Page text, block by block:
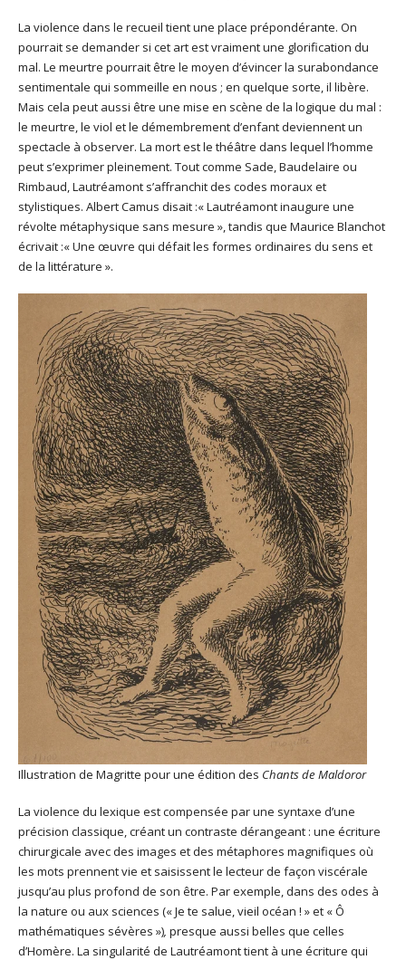
La violence dans le recueil tient une place prépondérante. On
pourrait se demander si cet art est vraiment une glorification du
mal. Le meurtre pourrait être le moyen d’évincer la surabondance
sentimentale qui sommeille en nous ; en quelque sorte, il libère.
Mais cela peut aussi être une mise en scène de la logique du mal :
le meurtre, le viol et le démembrement d’enfant deviennent un
spectacle à observer. La mort est le théâtre dans lequel l’homme
peut s’exprimer pleinement. Tout comme Sade, Baudelaire ou
Rimbaud, Lautréamont s’affranchit des codes moraux et
stylistiques. Albert Camus disait :« Lautréamont inaugure une
révolte métaphysique sans mesure », tandis que Maurice Blanchot
écrivait :« Une œuvre qui défait les formes ordinaires du sens et
de la littérature ».
Illustration de Magritte pour une édition des Chants de Maldoror
La violence du lexique est compensée par une syntaxe d’une
précision classique, créant un contraste dérangeant : une écriture
chirurgicale avec des images et des métaphores magnifiques où
les mots prennent vie et saisissent le lecteur de façon viscérale
jusqu’au plus profond de son être. Par exemple, dans des odes à
la nature ou aux sciences (« Je te salue, vieil océan ! » et « Ô
mathématiques sévères »), presque aussi belles que celles
d’Homère. La singularité de Lautréamont tient à une écriture qui